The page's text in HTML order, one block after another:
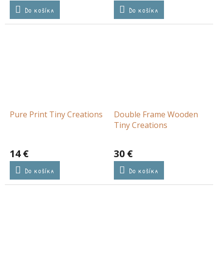
Do košíka Do košíka
Pure Print Tiny Creations
14 €
Do košíka
Double Frame Wooden
Tiny Creations
30 €
Do košíka